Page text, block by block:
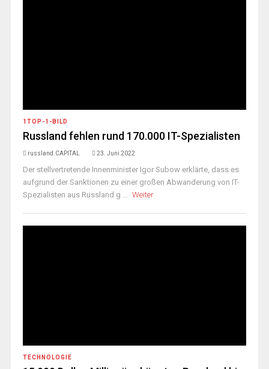
1TOP-1-BILD
Russland fehlen rund 170.000 IT-Spezialisten
russland.CAPITAL 23. Juni 2022
Der stellvertretende Innenminister Igor Subow erklärte, dass es
aufgrund der Sanktionen zu einer großen Abwanderung von IT-
Spezialisten aus Russland g ... Weiter
TECHNOLOGIE